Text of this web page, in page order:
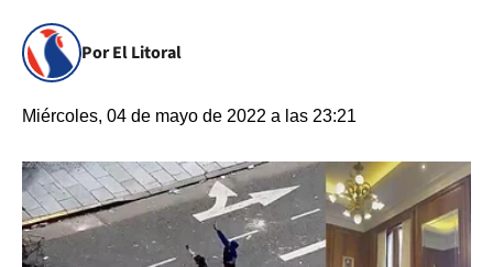
Por El Litoral
Miércoles, 04 de mayo de 2022 a las 23:21